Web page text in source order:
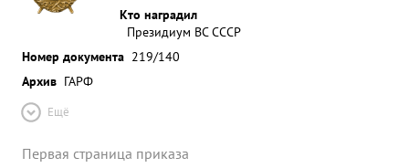
Кто наградил
Президиум ВС СССР
Номер документа 219/140
Архив ГАРФ
Ещё
Первая страница приказа